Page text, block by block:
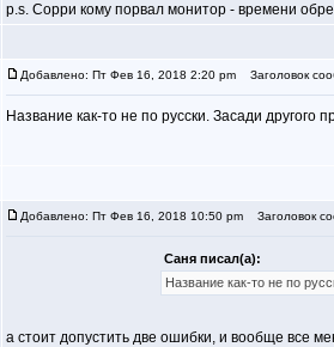
p.s. Сорри кому порвал монитор - времени
Добавлено: Пт Фев 16, 2018 2:20 pm Заголовок
Название как-то не по русски. Засади другого
Добавлено: Пт Фев 16, 2018 10:50 pm Заголовок
Саня писал(а):
Название как-то не по
а стоит допустить две ошибки, и вообще все